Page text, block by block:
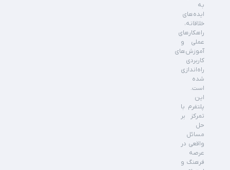
به
ایده‌های
خلاقانه،
راهکارهای
عملی و
آموزش‌های
کاربردی
راه‌اندازی
شده
است.
این
پلتفرم با
تمرکز بر
حل
مسائل
واقعی در
عرصه
فرهنگ و